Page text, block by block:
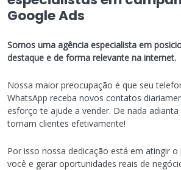
Google Ads
Somos uma agência especialista em
destaque e de forma relevante na internet.
Nossa maior preocupação é que seu
WhatsApp receba novos contatos
esforço te ajude a vender. De nada
tornam clientes efetivamente!
Por isso nossa dedicação está em atingir
você e gerar oportunidades reais de